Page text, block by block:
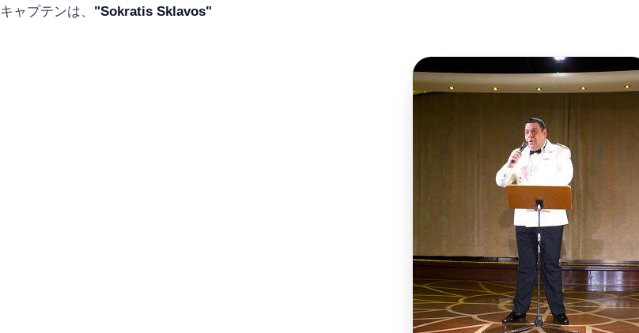
キャプテンは、 "Sokratis Sklavos"